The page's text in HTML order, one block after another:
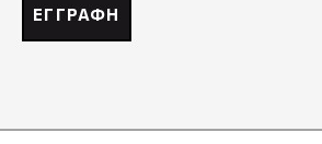
ΕΓΓΡΑΦΗ